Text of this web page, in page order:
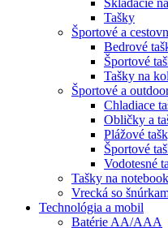
Skladacie
Tašky
Športové a
Bedrové
Športové
Tašky na
Športové a
Chladiace
Obličky a
Plážové
Športové
Vodotesné
Tašky na
Vrecká so
Technológia a mobil
Batérie AA/AAA